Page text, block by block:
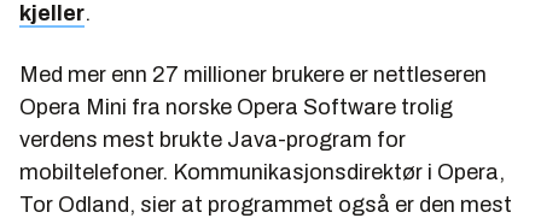
kjeller.
Med mer enn 27 millioner brukere er nettleseren
Opera Mini fra norske Opera Software trolig
verdens mest brukte Java-program for
mobiltelefoner. Kommunikasjonsdirektør i Opera,
Tor Odland, sier at programmet også er den mest